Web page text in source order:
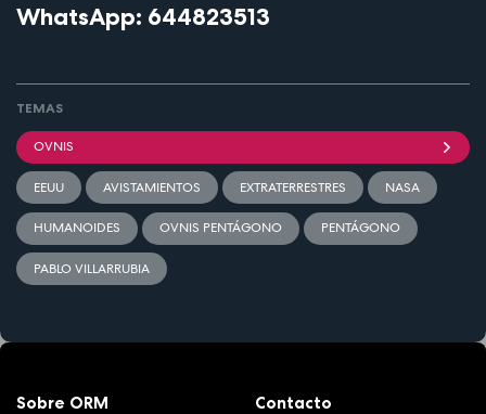
WhatsApp: 644823513
TEMAS
OVNIS
EEUU AVISTAMIENTOS EXTRATERRESTRES NASA
HUMANOIDES OVNIS PENTÁGONO PENTÁGONO
PABLO VILLARRUBIA
Sobre ORM
Contacto